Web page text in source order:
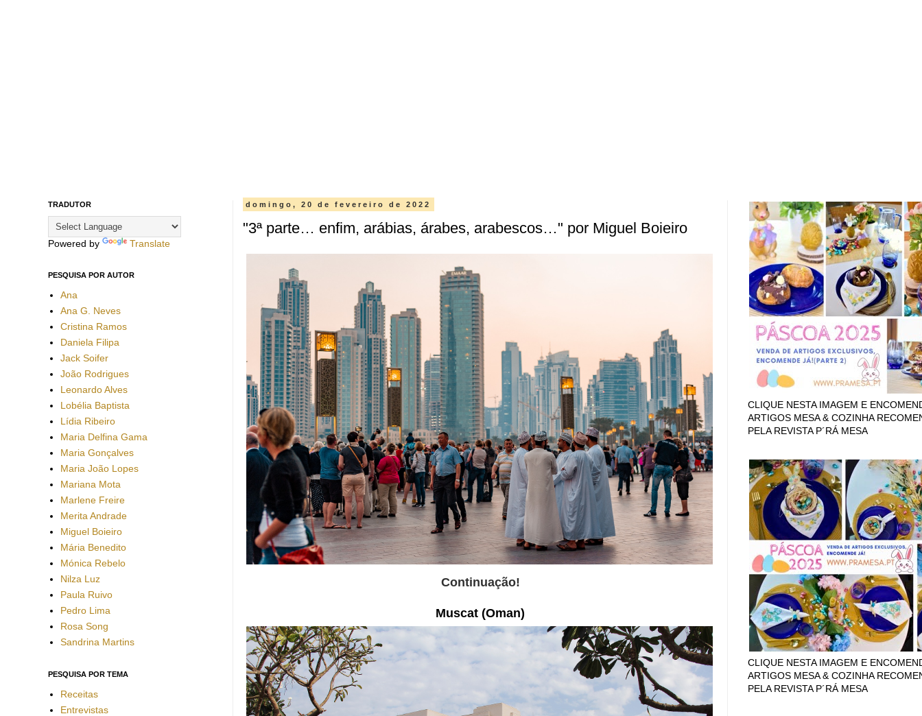
domingo, 20 de fevereiro de 2022
"3ª parte… enfim, arábias, árabes, arabescos…" por Miguel Boieiro
Continuação!
Muscat (Oman)
TRADUTOR
Powered by Translate
PESQUISA POR AUTOR
Ana
Ana G. Neves
Cristina Ramos
Daniela Filipa
Jack Soifer
João Rodrigues
Leonardo Alves
Lobélia Baptista
Lídia Ribeiro
Maria Delfina Gama
Maria Gonçalves
Maria João Lopes
Mariana Mota
Marlene Freire
Merita Andrade
Miguel Boieiro
Mária Benedito
Mónica Rebelo
Nilza Luz
Paula Ruivo
Pedro Lima
Rosa Song
Sandrina Martins
PESQUISA POR TEMA
Receitas
Entrevistas
CLIQUE NESTA IMAGEM E
ARTIGOS MESA & COZINHA
PELA REVISTA P´RÁ MESA
CLIQUE NESTA IMAGEM E
ARTIGOS MESA & COZINHA
PELA REVISTA P´RÁ MESA